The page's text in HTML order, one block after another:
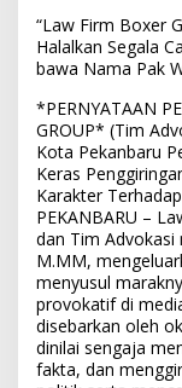
“Law Firm Boxer
Halalkan Segala
bawa Nama Pak
*PERNYATAAN
GROUP* (Tim
Kota Pekanbaru
Keras
Karakter
PEKANBARU –
dan Tim Advokasi
M.MM,
menyusul
provokatif di
disebarkan oleh
dinilai sengaja
fakta, dan